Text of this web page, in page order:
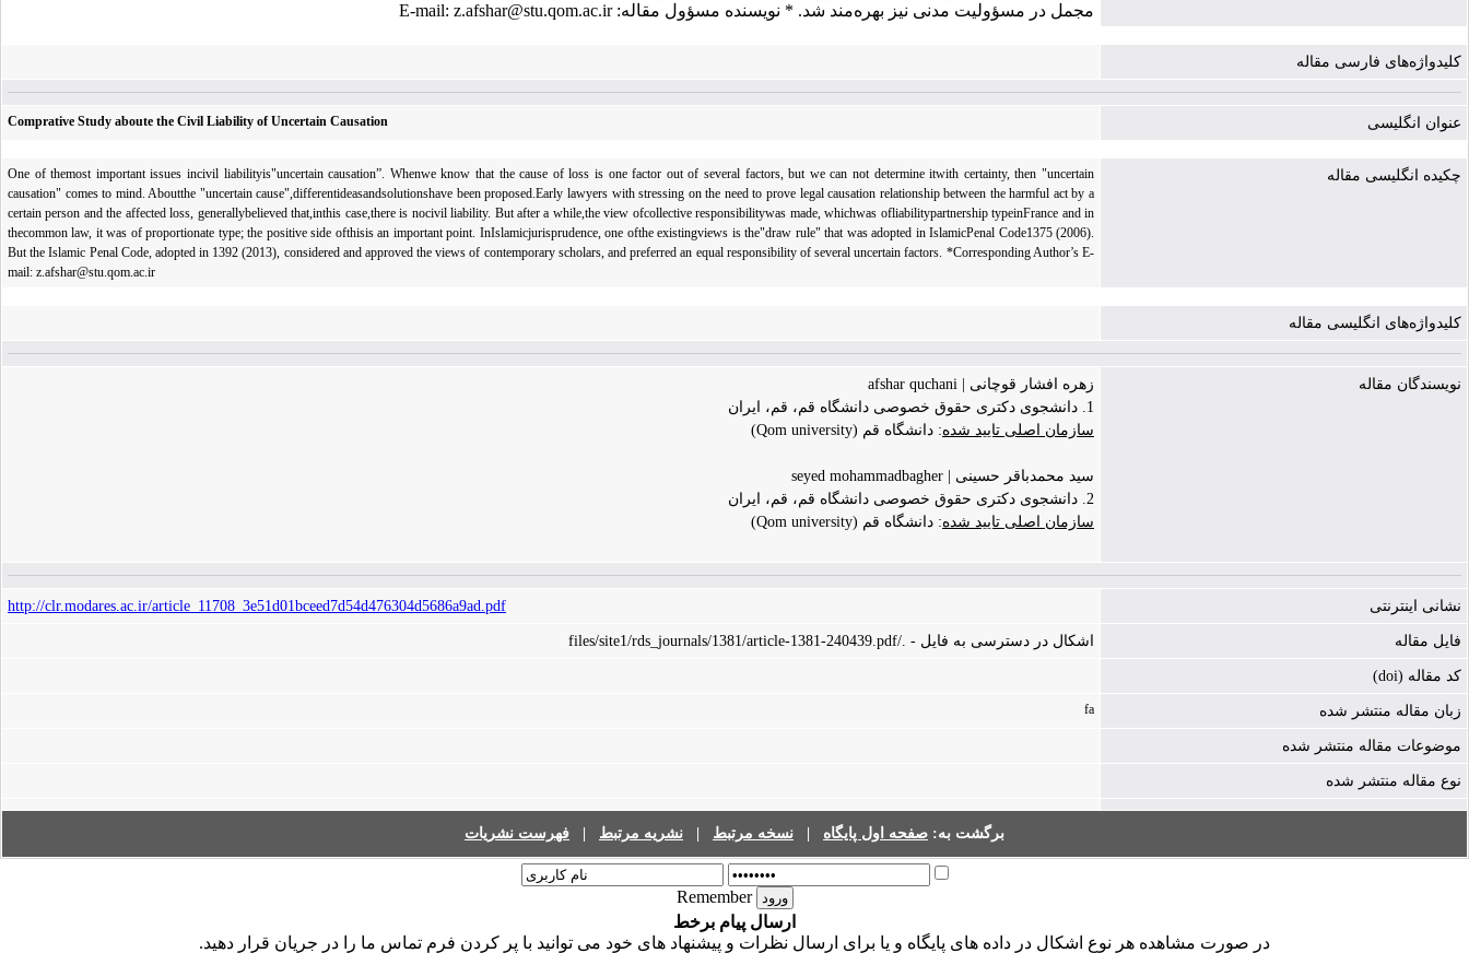
مجمل در مسؤولیت مدنی نیز بهره‌مند شد. * نویسنده مسؤول مقاله: E-mail: z.afshar@stu.qom.ac.ir
کلیدواژه‌های فارسی مقاله
عنوان انگلیسی Comprative Study aboute the Civil Liability of Uncertain Causation
چکیده انگلیسی مقاله
One of themost important issues incivil liabilityis"uncertain causation”. Whenwe know that the cause of loss is one factor out of several factors, but we can not determine itwith certainty, then "uncertain
causation" comes to mind. Aboutthe "uncertain cause",differentideasandsolutionshave been proposed.Early lawyers with stressing on the need to prove legal causation relationship between the harmful act by a
certain person and the affected loss, generallybelieved that,inthis case,there is nocivil liability. But after a while,the view ofcollective responsibilitywas made, whichwas ofliabilitypartnership typeinFrance and in
thecommon law, it was of proportionate type; the positive side ofthisis an important point. InIslamicjurisprudence, one ofthe existingviews is the"draw rule" that was adopted in IslamicPenal Code1375 (2006).
But the Islamic Penal Code, adopted in 1392 (2013), considered and approved the views of contemporary scholars, and preferred an equal responsibility of several uncertain factors. *Corresponding Author’s E-
mail: z.afshar@stu.qom.ac.ir
کلیدواژه‌های انگلیسی مقاله
نویسندگان مقاله
زهره افشار قوچانی | afshar quchani
1. دانشجوی دکتری حقوق خصوصی دانشگاه قم، قم، ایران
سازمان اصلی تایید شده: دانشگاه قم (Qom university)
سید محمدباقر حسینی | seyed mohammadbagher
2. دانشجوی دکتری حقوق خصوصی دانشگاه قم، قم، ایران
سازمان اصلی تایید شده: دانشگاه قم (Qom university)
نشانی اینترنتی http://clr.modares.ac.ir/article_11708_3e51d01bceed7d54d476304d5686a9ad.pdf
فایل مقاله اشکال در دسترسی به فایل - ./files/site1/rds_journals/1381/article-1381-240439.pdf
کد مقاله (doi)
زبان مقاله منتشر شده fa
موضوعات مقاله منتشر شده
نوع مقاله منتشر شده
برگشت به: صفحه اول پایگاه نسخه مرتبط نشریه مرتبط فهرست نشریات
Remember
ارسال پیام برخط
در صورت مشاهده هر نوع اشکال در داده های پایگاه و یا برای ارسال نظرات و پیشنهاد های خود می توانید با پر کردن فرم تماس ما را در جریان قرار دهید.